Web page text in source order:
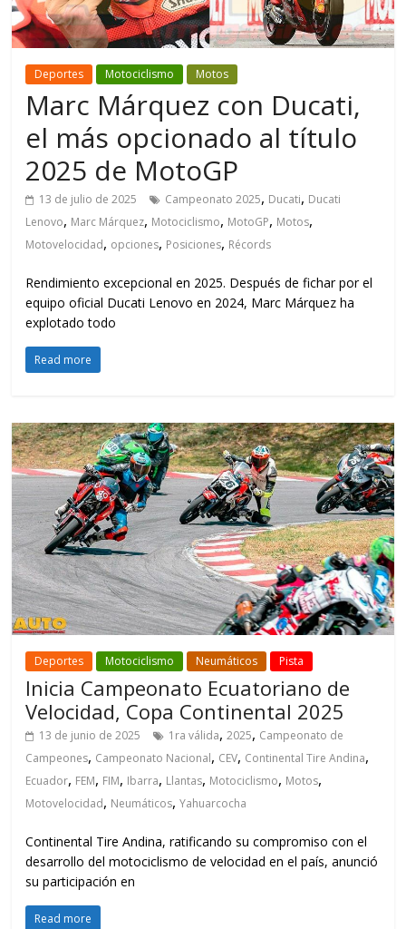
Deportes Motociclismo Motos
Marc Márquez con Ducati,
el más opcionado al título
2025 de MotoGP
13 de julio de 2025 Campeonato 2025, Ducati, Ducati
Lenovo, Marc Márquez, Motociclismo, MotoGP, Motos,
Motovelocidad, opciones, Posiciones, Récords
Rendimiento excepcional en 2025. Después de fichar por el
equipo oficial Ducati Lenovo en 2024, Marc Márquez ha
explotado todo
Read more
Deportes Motociclismo Neumáticos Pista
Inicia Campeonato Ecuatoriano de
Velocidad, Copa Continental 2025
13 de junio de 2025 1ra válida,2025, Campeonato de
Campeones, Campeonato Nacional, CEV, Continental Tire Andina,
Ecuador, FEM, FIM, Ibarra, Llantas, Motociclismo, Motos,
Motovelocidad, Neumáticos,Yahuarcocha
Continental Tire Andina, ratificando su compromiso con el
desarrollo del motociclismo de velocidad en el país, anunció
su participación en
Read more